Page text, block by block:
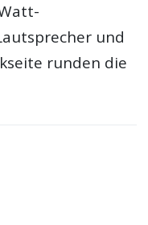
und
runden die